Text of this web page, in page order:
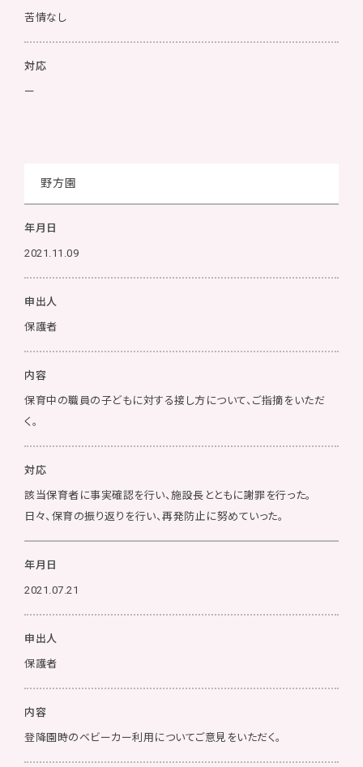
苦情なし
対応
ー
野方園
年月日
2021.11.09
申出人
保護者
内容
保育中の職員の子どもに対する接し方について、ご指摘をいただ
く。
対応
該当保育者に事実確認を行い、施設長とともに謝罪を行った。
日々、保育の振り返りを行い、再発防止に努めていった。
年月日
2021.07.21
申出人
保護者
内容
登降園時のベビーカー利用についてご意見をいただく。